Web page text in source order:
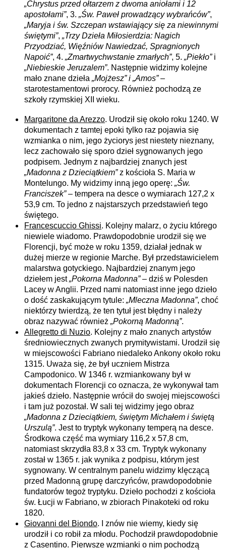
„Chrystus przed ołtarzem z dwoma aniołami i 12
apostołami”, 3. „Św. Paweł prowadzący wybrańców”,
„Maryja i św. Szczepan wstawiający się za niewinnymi
świętymi”, „Trzy Dzieła Miłosierdzia: Nagich
Przyodziać, Więźniów Nawiedzać, Spragnionych
Napoić”, 4. „Zmartwychwstanie zmarłych”, 5. „Piekło”i
„Niebieskie Jeruzalem”. Następnie widzimy kolejne
mało znane dzieła „Mojżesz” i „Amos”–
starotestamentowi prorocy. Również pochodzą ze
szkoły rzymskiej XII wieku.
Margaritone da Arezzo. Urodził się około roku 1240. W
dokumentach z tamtej epoki tylko raz pojawia się
wzmianka o nim, jego życiorys jest niestety nieznany,
lecz zachowało się sporo dzieł sygnowanych jego
podpisem. Jednym z najbardziej znanych jest
„Madonna z Dzieciątkiem”z kościoła S. Maria w
Montelungo. My widzimy inną jego operę: „Św.
Franciszek”– tempera na desce o wymiarach 127,2 x
53,9 cm. To jedno z najstarszych przedstawień tego
świętego.
Francescuccio Ghissi. Kolejny malarz, o życiu którego
niewiele wiadomo. Prawdopodobnie urodził się we
Florencji, być może w roku 1359, działał jednak w
dużej mierze w regionie Marche. Był przedstawicielem
malarstwa gotyckiego. Najbardziej znanym jego
dziełem jest„Pokorna Madonna”– dziś w Polesden
Lacey w Anglii. Przed nami natomiast inne jego dzieło
o dość zaskakującym tytule: „Mleczna Madonna”, choć
niektórzy twierdzą, że ten tytuł jest błędny i należy
obraz nazywać również „Pokorną Madonną”.
Allegretto di Nuzio. Kolejny z mało znanych artystów
średniowiecznych zwanych prymitywistami. Urodził się
w miejscowości Fabriano niedaleko Ankony około roku
1315. Uważa się, że był uczniem Mistrza
Campodonico. W 1346 r. wzmiankowany był w
dokumentach Florencji co oznacza, że wykonywał tam
jakieś dzieło. Następnie wrócił do swojej miejscowości
i tam już pozostał. W sali tej widzimy jego obraz
„Madonna z Dzieciątkiem, świętym Michałem i świętą
Urszulą”. Jest to tryptyk wykonany temperą na desce.
Środkowa część ma wymiary 116,2 x 57,8 cm,
natomiast skrzydła 83,8 x 33 cm. Tryptyk wykonany
został w 1365 r. jak wynika z podpisu, którym jest
sygnowany. W centralnym panelu widzimy klęczącą
przed Madonną grupę darczyńców, prawdopodobnie
fundatorów tegoż tryptyku. Dzieło pochodzi z kościoła
św. Łucji w Fabriano, w zbiorach Pinakoteki od roku
1820.
Giovanni del Biondo. I znów nie wiemy, kiedy się
urodził i co robił za młodu. Pochodził prawdopodobnie
z Casentino. Pierwsze wzmianki o nim pochodzą